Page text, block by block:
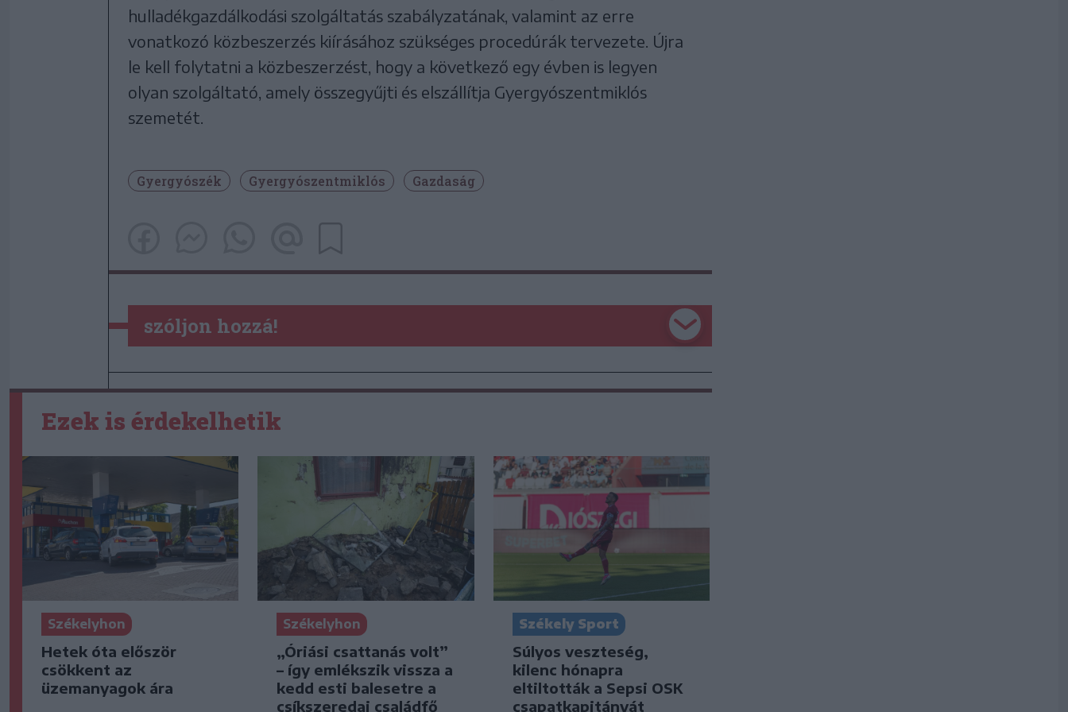
hulladékgazdálkodási szolgáltatás szabályzatának, valamint az erre
vonatkozó közbeszerzés kiírásához szükséges procedúrák tervezete. Újra
le kell folytatni a közbeszerzést, hogy a következő egy évben is legyen
olyan szolgáltató, amely összegyűjti és elszállítja Gyergyószentmiklós
szemetét.
Gyergyószék Gyergyószentmiklós Gazdaság
szóljon hozzá!
Ezek is érdekelhetik
Székelyhon
Hetek óta először
csökkent az
üzemanyagok ára
Székelyhon
„Óriási csattanás volt”
– így emlékszik vissza a
kedd esti balesetre a
csíkszeredai családfő
Székely Sport
Súlyos veszteség,
kilenc hónapra
eltiltották a Sepsi OSK
csapatkapitányát